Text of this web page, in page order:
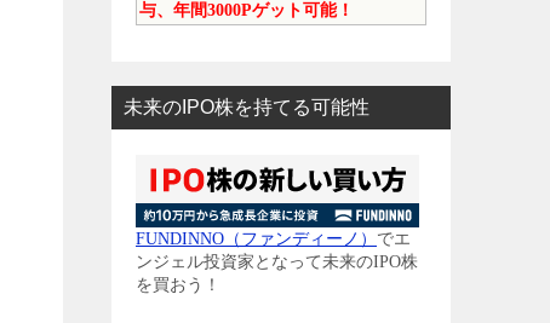
与、年間3000Pゲット可能！
未来のIPO株を持てる可能性
FUNDINNO（ファンディーノ） でエ
ンジェル投資家となって未来のIPO株
を買おう！